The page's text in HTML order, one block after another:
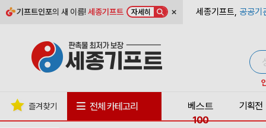
기프트인포의 새 이름!세종기프트 자세히 × 세종기프트, 공공기
즐겨찾기 전체 카테고리
베스트
100
기획전